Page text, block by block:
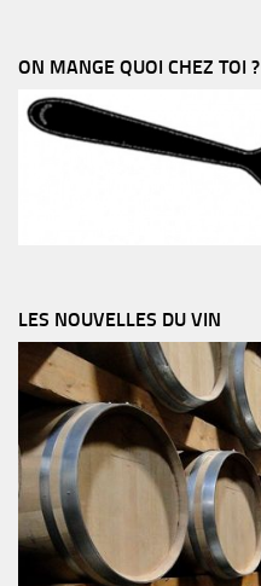
ON MANGE QUOI CHEZ TOI ?
LES NOUVELLES DU VIN